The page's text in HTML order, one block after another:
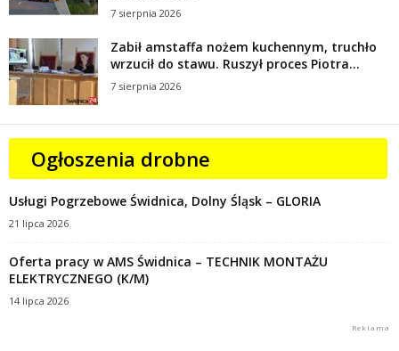
7 sierpnia 2026
Zabił amstaffa nożem kuchennym, truchło
wrzucił do stawu. Ruszył proces Piotra...
7 sierpnia 2026
Ogłoszenia drobne
Usługi Pogrzebowe Świdnica, Dolny Śląsk – GLORIA
21 lipca 2026
Oferta pracy w AMS Świdnica – TECHNIK MONTAŻU
ELEKTRYCZNEGO (K/M)
14 lipca 2026